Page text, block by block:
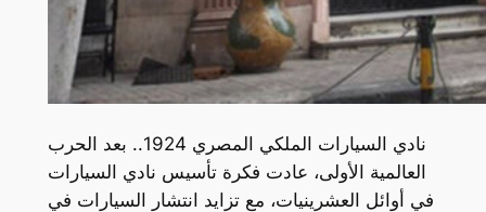
نادي السيارات الملكي المصري 1924.. بعد الحرب
العالمية الأولى، عادت فكرة تأسيس نادي السيارات
في أوائل العشرينيات، مع تزايد انتشار السيارات في